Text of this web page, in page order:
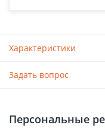
Характеристики
Задать вопрос
Персональные